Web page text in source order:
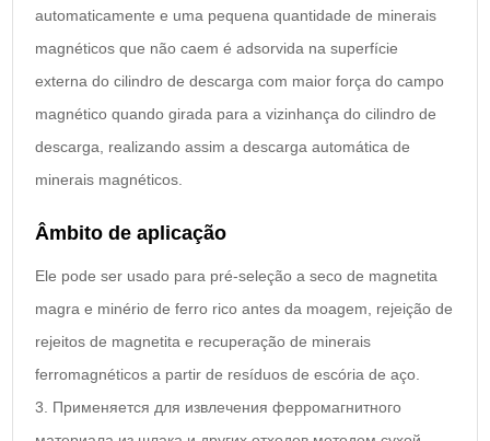
automaticamente e uma pequena quantidade de minerais
magnéticos que não caem é adsorvida na superfície
externa do cilindro de descarga com maior força do campo
magnético quando girada para a vizinhança do cilindro de
descarga, realizando assim a descarga automática de
minerais magnéticos.
Âmbito de aplicação
Ele pode ser usado para pré-seleção a seco de magnetita
magra e minério de ferro rico antes da moagem, rejeição de
rejeitos de magnetita e recuperação de minerais
ferromagnéticos a partir de resíduos de escória de aço.
3. Применяется для извлечения ферромагнитного